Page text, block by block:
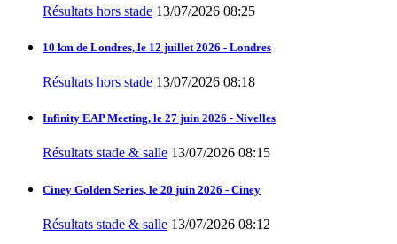
Résultats hors stade 13/07/2026 08:25
10 km de Londres, le 12 juillet 2026 - Londres
Résultats hors stade 13/07/2026 08:18
Infinity EAP Meeting, le 27 juin 2026 - Nivelles
Résultats stade & salle 13/07/2026 08:15
Ciney Golden Series, le 20 juin 2026 - Ciney
Résultats stade & salle 13/07/2026 08:12